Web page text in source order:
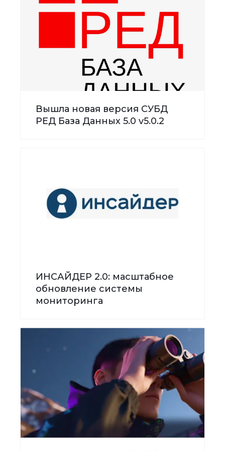
Вышла новая версия СУБД
РЕД База Данных 5.0 v5.0.2
ИНСАЙДЕР 2.0: масштабное
обновление системы
мониторинга